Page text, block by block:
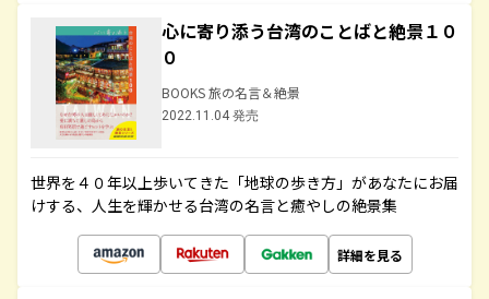
心に寄り添う台湾のことばと絶景１０
０
BOOKS 旅の名言＆絶景
2022.11.04 発売
世界を４０年以上歩いてきた「地球の歩き方」があなたにお届
けする、人生を輝かせる台湾の名言と癒やしの絶景集
詳細を見る